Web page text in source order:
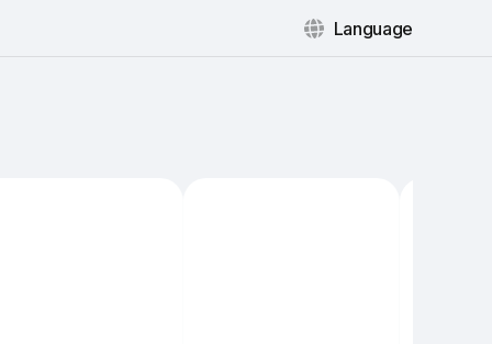
Language